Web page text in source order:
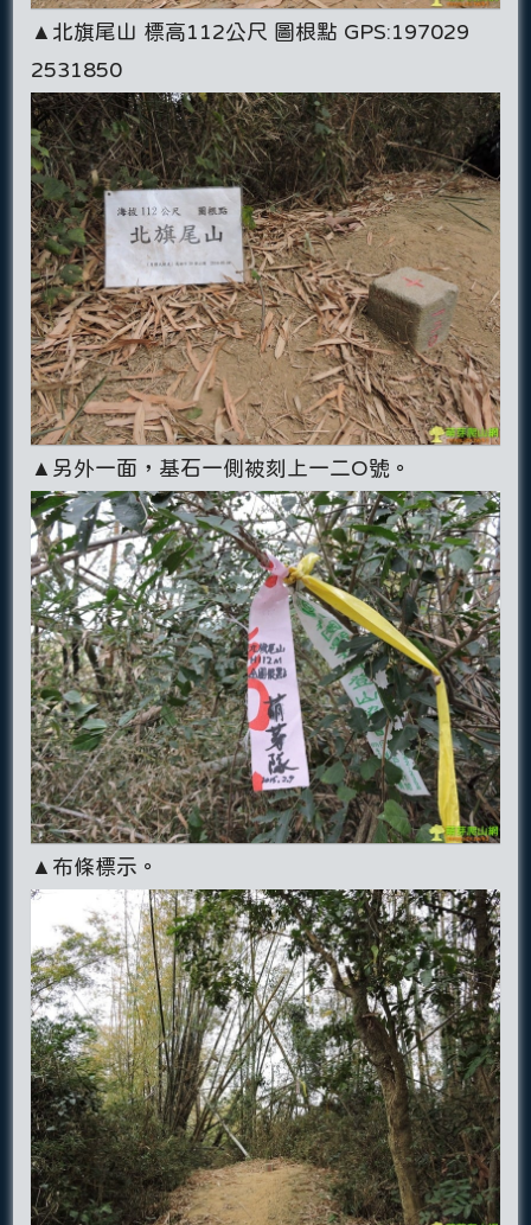
▲北旗尾山 標高112公尺 圖根點 GPS:197029
2531850
▲另外一面，基石一側被刻上一二O號。
▲布條標示。